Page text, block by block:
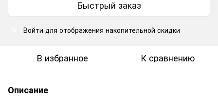
Быстрый заказ
Войти для отображения накопительной скидки
В избранное К сравнению
Описание